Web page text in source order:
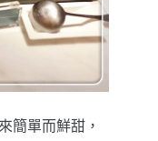
簡單而鮮甜，